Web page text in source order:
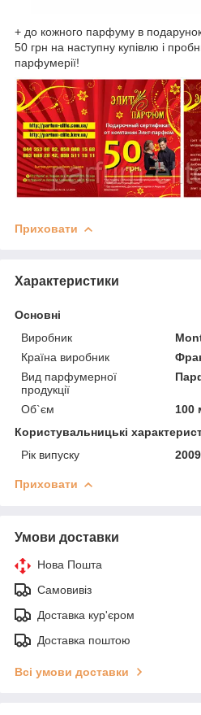
+ до кожного парфуму в
50 грн на наступну купівлю і
парфумерії!
Приховати
Характеристики
Основні
Виробник
Країна виробник
Вид парфумерної
продукції
Об`єм
100
Користувальницькі
Рік випуску
2009
Приховати
Умови доставки
Нова Пошта
Самовивіз
Доставка кур'єром
Доставка поштою
Всі умови доставки